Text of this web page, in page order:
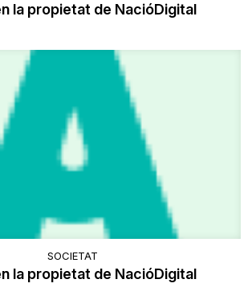
la propietat de NacióDigital
SOCIETAT
la propietat de NacióDigital